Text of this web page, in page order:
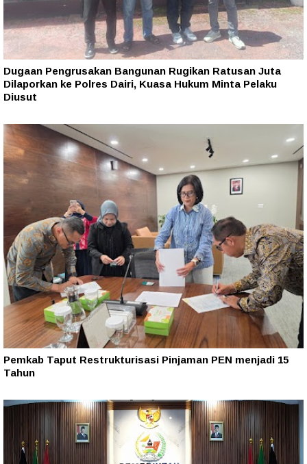
Dugaan Pengrusakan Bangunan Rugikan Ratusan Juta
Dilaporkan ke Polres Dairi, Kuasa Hukum Minta Pelaku
Diusut
Pemkab Taput Restrukturisasi Pinjaman PEN menjadi 15
Tahun‎